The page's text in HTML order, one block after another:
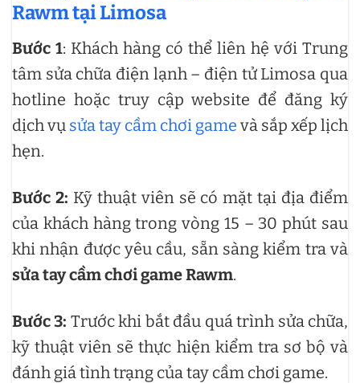
Rawm tại Limosa
Bước 1: Khách hàng có thể liên hệ với Trung
tâm sửa chữa điện lạnh – điện tử Limosa qua
hotline hoặc truy cập website để đăng ký
dịch vụ sửa tay cầm chơi game và sắp xếp lịch
hẹn.
Bước 2: Kỹ thuật viên sẽ có mặt tại địa điểm
của khách hàng trong vòng 15 – 30 phút sau
khi nhận được yêu cầu, sẵn sàng kiểm tra và
sửa tay cầm chơi game Rawm.
Bước 3: Trước khi bắt đầu quá trình sửa chữa,
kỹ thuật viên sẽ thực hiện kiểm tra sơ bộ và
đánh giá tình trạng của tay cầm chơi game.